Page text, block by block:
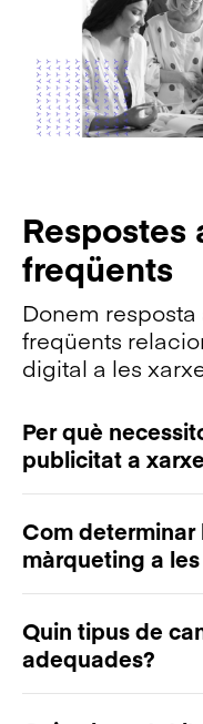
Respostes
freqüents
Donem
freqüents
digital a les
Per què
publicitat a
Com determinar
màrqueting a
Quin tipus de
adequades?